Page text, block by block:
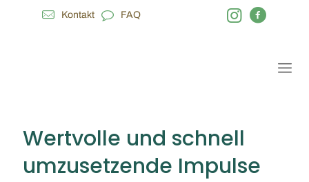
Kontakt FAQ
Wertvolle und schnell
umzusetzende Impulse